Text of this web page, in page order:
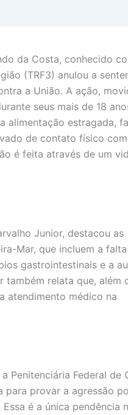
da Costa, conhecido
(TRF3) anulou a
a União. A ação,
seus mais de 18
alimentação estragada,
de contato físico
é feita através de um
Junior, destacou as
Mar, que incluem a
gastrointestinais e a
também relata que, além
atendimento médico na
Penitenciária Federal de
para provar a agressão
é a única pendência